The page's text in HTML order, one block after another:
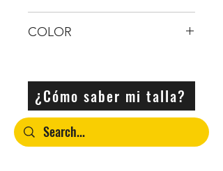
COLOR
¿Cómo saber mi talla?